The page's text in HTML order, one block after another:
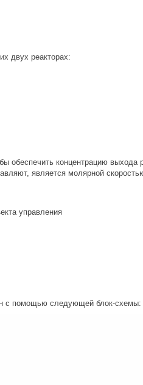
двух реакторах:
обеспечить концентрацию выхода
является молярной
управления
с помощью следующей блок-схемы: